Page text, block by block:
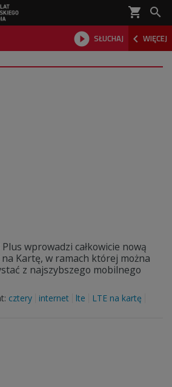
shopping_cart 
 SŁUCHAJ  WIĘCEJ

wprowadzi całkowicie nową
Kartę, w ramach której można
z najszybszego mobilnego
cztery internet lte
LTE na kartę